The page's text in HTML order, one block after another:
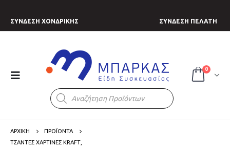
ΣΥΝΔΕΣΗ ΧΟΝΔΡΙΚΗΣ ΣΥΝΔΕΣΗ ΠΕΛΑΤΗ
Products
search
0
ΑΡΧΙΚΗ
ΠΡΟΪΟΝΤΑ
ΤΣΑΝΤΕΣ ΧΑΡΤΙΝΕΣ KRAFT